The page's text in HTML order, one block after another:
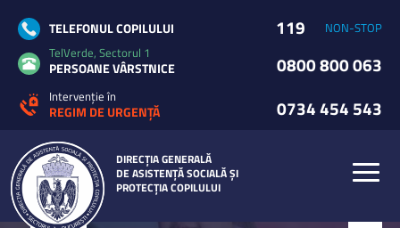
DIRECȚIA GENERALĂ
DE ASISTENȚĂ SOCIALĂ ȘI
PROTECȚIA COPILULUI
TELEFONUL COPILULUI 119
NON-STOP
TelVerde, Sectorul 1
PERSOANE VÂRSTNICE 0800 800 063
Intervenție în
REGIM DE URGENȚĂ 0734 454 543